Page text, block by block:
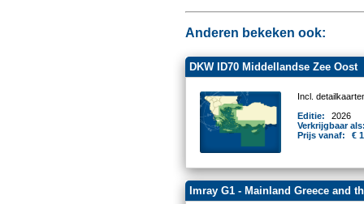
Anderen bekeken ook:
DKW ID70 Middellandse Zee Oost
Incl.
Editie:
2026
Verkrijgbaar
Prijs vanaf:
€
Imray G1 - Mainland Greece and